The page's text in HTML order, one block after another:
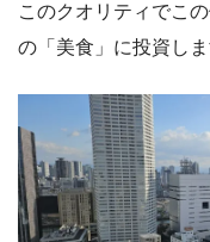
このクオリティでこ
の「美食」に投資しま